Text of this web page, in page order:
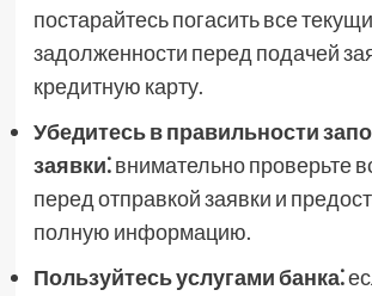
постарайтесь погасить все
задолженности перед подачей
кредитную карту.
Убедитесь в правильности
заявки⁚внимательно проверьте
перед отправкой заявки и
полную информацию.
Пользуйтесь услугами банка⁚